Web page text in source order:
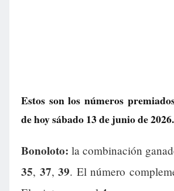
Estos son los números
de hoy sábado 13 de junio de 2026.
Bonoloto: la combinación
35, 37, 39. El número